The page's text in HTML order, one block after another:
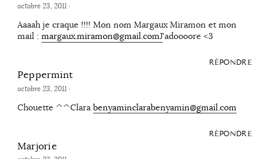
octobre 23, 2011·
Aaaah je craque !!!! Mon nom Margaux Miramon et mon
mail : margaux.miramon@gmail.comJ'adoooore <3
RÉPONDRE
Peppermint
octobre 23, 2011·
Chouette ^^Clara benyaminclarabenyamin@gmail.com
RÉPONDRE
Marjorie